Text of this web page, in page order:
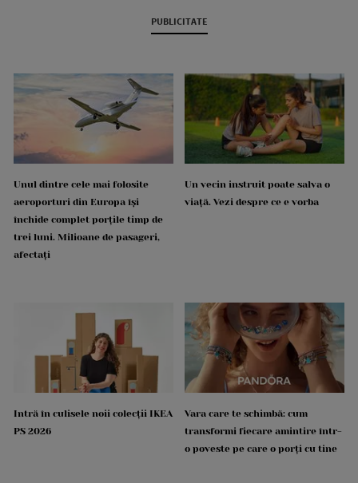
PUBLICITATE
Unul dintre cele mai folosite
aeroporturi din Europa își
închide complet porțile timp de
trei luni. Milioane de pasageri,
afectați
Un vecin instruit poate salva o
viață. Vezi despre ce e vorba
Intră în culisele noii colecții IKEA
PS 2026
Vara care te schimbă: cum
transformi fiecare amintire într-
o poveste pe care o porți cu tine